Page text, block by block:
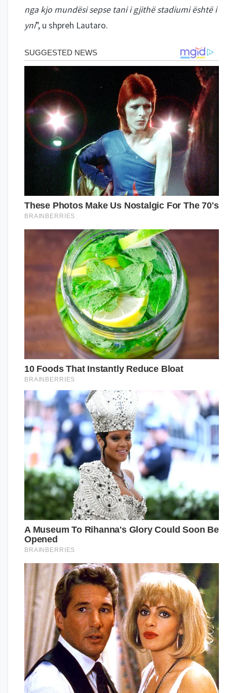
nga kjo mundësi sepse tani i gjithë stadiumi është i
yni”, u shpreh Lautaro.